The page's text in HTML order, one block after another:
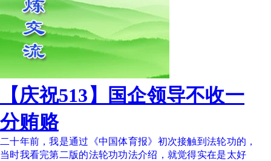
【庆祝513】国企领导不收一
分贿赂
二十年前，我是通过《中国体育报》初次接触到法轮功的，
当时我看完第二版的法轮功功法介绍，就觉得实在是太好